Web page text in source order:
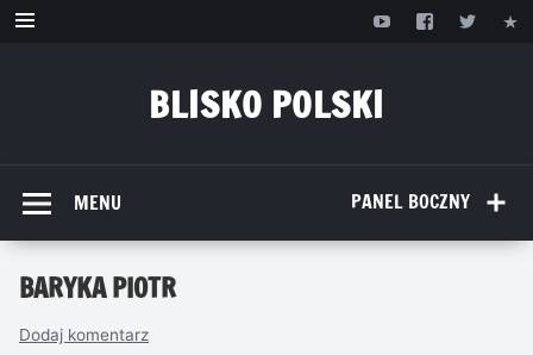
Przejdź
BLISKO POLSKI
PANEL BOCZNY
MENU
BARYKA PIOTR
Dodaj komentarz